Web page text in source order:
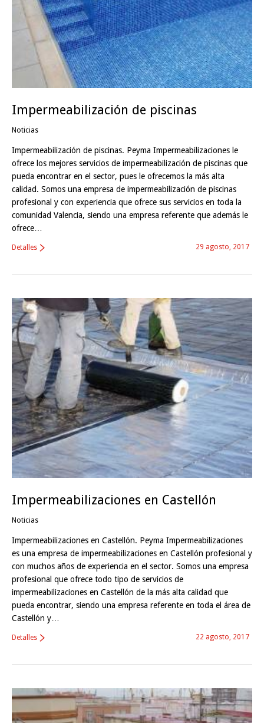
Impermeabilización de piscinas
Noticias
Impermeabilización de piscinas. Peyma Impermeabilizaciones le
ofrece los mejores servicios de impermeabilización de piscinas que
pueda encontrar en el sector, pues le ofrecemos la más alta
calidad. Somos una empresa de impermeabilización de piscinas
profesional y con experiencia que ofrece sus servicios en toda la
comunidad Valencia, siendo una empresa referente que además le
ofrece…
29 agosto, 2017
Detalles
Impermeabilizaciones en Castellón
Noticias
Impermeabilizaciones en Castellón. Peyma Impermeabilizaciones
es una empresa de impermeabilizaciones en Castellón profesional y
con muchos años de experiencia en el sector. Somos una empresa
profesional que ofrece todo tipo de servicios de
impermeabilizaciones en Castellón de la más alta calidad que
pueda encontrar, siendo una empresa referente en toda el área de
Castellón y…
22 agosto, 2017
Detalles